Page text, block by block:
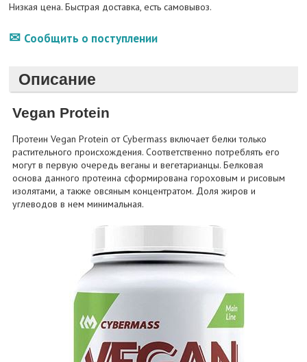
Низкая цена. Быстрая доставка, есть самовывоз.
Сообщить о поступлении
Описание
Vegan Protein
Протеин Vegan Protein от Cybermass включает белки только
растительного происхождения. Соответственно потреблять его
могут в первую очередь веганы и вегетарианцы. Белковая
основа данного протеина сформирована гороховым и рисовым
изолятами, а также овсяным концентратом. Доля жиров и
углеводов в нем минимальная.